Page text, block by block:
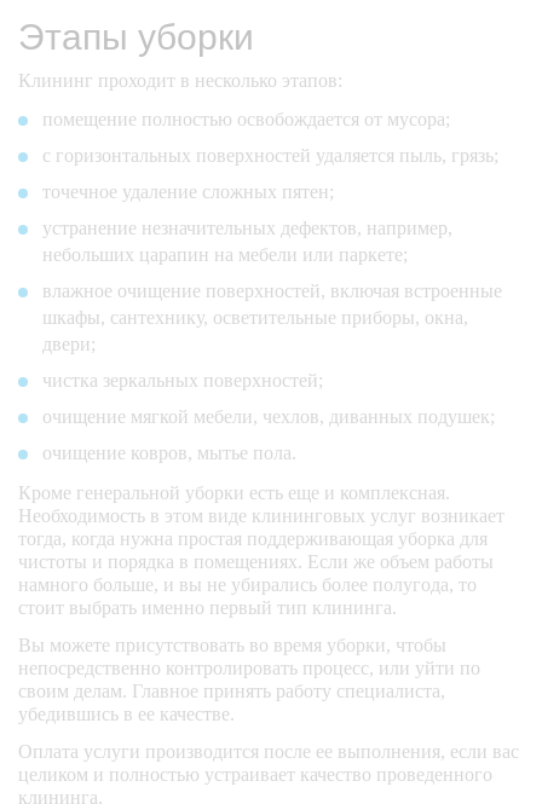
потолочных
карнизов,
картин
удаление пыли с
мебели, антресолей
вытираем внутри
комодов (если они
пустые)
замена 1 комплекта
постельного белья
мытье кухонной
плиты снаружи
мытье духовки,
микроволновки
снаружи
удаление пыли с
бытовой техники
(снаружи)
Этапы уборки
Клининг проходит в несколько этапов:
помещение полностью освобождается от мусора;
с горизонтальных поверхностей удаляется пыль, грязь;
точечное удаление сложных пятен;
устранение незначительных дефектов, например,
небольших царапин на мебели или паркете;
влажное очищение поверхностей, включая встроенные
шкафы, сантехнику, осветительные приборы, окна,
двери;
чистка зеркальных поверхностей;
очищение мягкой мебели, чехлов, диванных подушек;
очищение ковров, мытье пола.
Кроме генеральной уборки есть еще и комплексная.
Необходимость в этом виде клининговых услуг возникает
тогда, когда нужна простая поддерживающая уборка для
чистоты и порядка в помещениях. Если же объем работы
намного больше, и вы не убирались более полугода, то
стоит выбрать именно первый тип клининга.
Вы можете присутствовать во время уборки, чтобы
непосредственно контролировать процесс, или уйти по
своим делам. Главное принять работу специалиста,
убедившись в ее качестве.
Оплата услуги производится после ее выполнения, если вас
целиком и полностью устраивает качество проведенного
клининга.